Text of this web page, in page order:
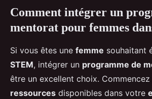
Comment intégrer un
mentorat pour femmes
Si vous êtes une femme souhaitant
STEM, intégrer un programme de
être un excellent choix.
ressources disponibles dans votre